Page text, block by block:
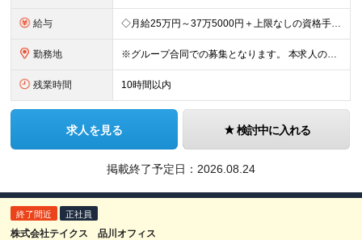
給与 ◇月給25万円～37万5000円＋上限なしの資格手当など ＼豊かな経験をお持ちの方は優遇／ ◇月給37万5000円～58万円＋上限なしの資格手当など ＼上限なしの資格手当制度あり／ 資格取得にかか
勤務地 ※グループ合同での募集となります。 本求人の雇用は「 株式会社ZEALOT 」となります。 ◇フルリモート／日本全国、好きな場所で働くことが可能！ ◇もちろん転勤もありません ＜本社＞ 東京都
残業時間 10時間以内
求人を見る 検討中に入れる
掲載終了予定日： 2026.08.24
終了間近 正社員
株式会社テイクス 品川オフィス